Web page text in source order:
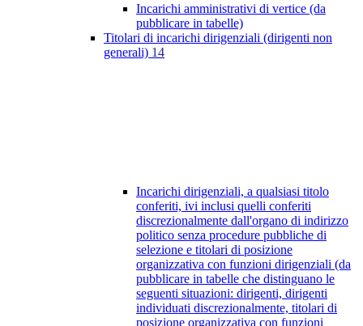
Incarichi amministrativi di vertice (da
pubblicare in tabelle)
Titolari di incarichi dirigenziali (dirigenti non
generali) 14
Incarichi dirigenziali, a qualsiasi titolo
conferiti, ivi inclusi quelli conferiti
discrezionalmente dall'organo di indirizzo
politico senza procedure pubbliche di
selezione e titolari di posizione
organizzativa con funzioni dirigenziali (da
pubblicare in tabelle che distinguano le
seguenti situazioni: dirigenti, dirigenti
individuati discrezionalmente, titolari di
posizione organizzativa con funzioni